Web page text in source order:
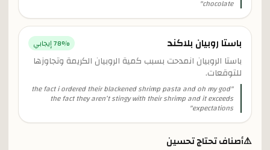
chocolate
"
باستا روبيان بلاكند 78% إيجابي
باستا الروبيان انمدحت بسبب كمية الروبيان الكريمة وتجاوزها
للتوقعات.
"
the fact i ordered their blackened shrimp pasta and oh my god
the fact they aren’t stingy with their shrimp and it exceeds
expectations
"
⚠️أصناف تحتاج تحسين